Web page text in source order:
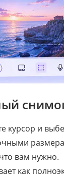
курсор и
вам нужно.
как